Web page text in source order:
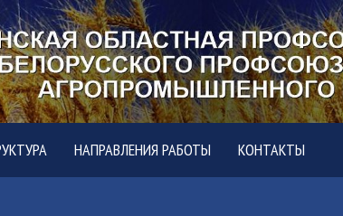
НАПРАВЛЕНИЯ РАБОТЫ КОНТАКТЫ